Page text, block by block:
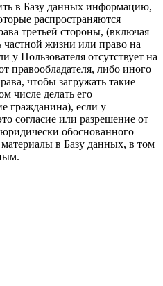
в Базу данных информацию,
распространяются
третьей стороны, (включая
частной жизни или право на
у Пользователя отсутствует на
правообладателя, либо иного
чтобы загружать такие
числе делать его
гражданина), если у
согласие или разрешение от
обоснованного
в Базу данных, в том